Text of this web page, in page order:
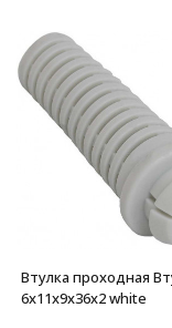
Втулка проходная
6х11х9х36х2 white